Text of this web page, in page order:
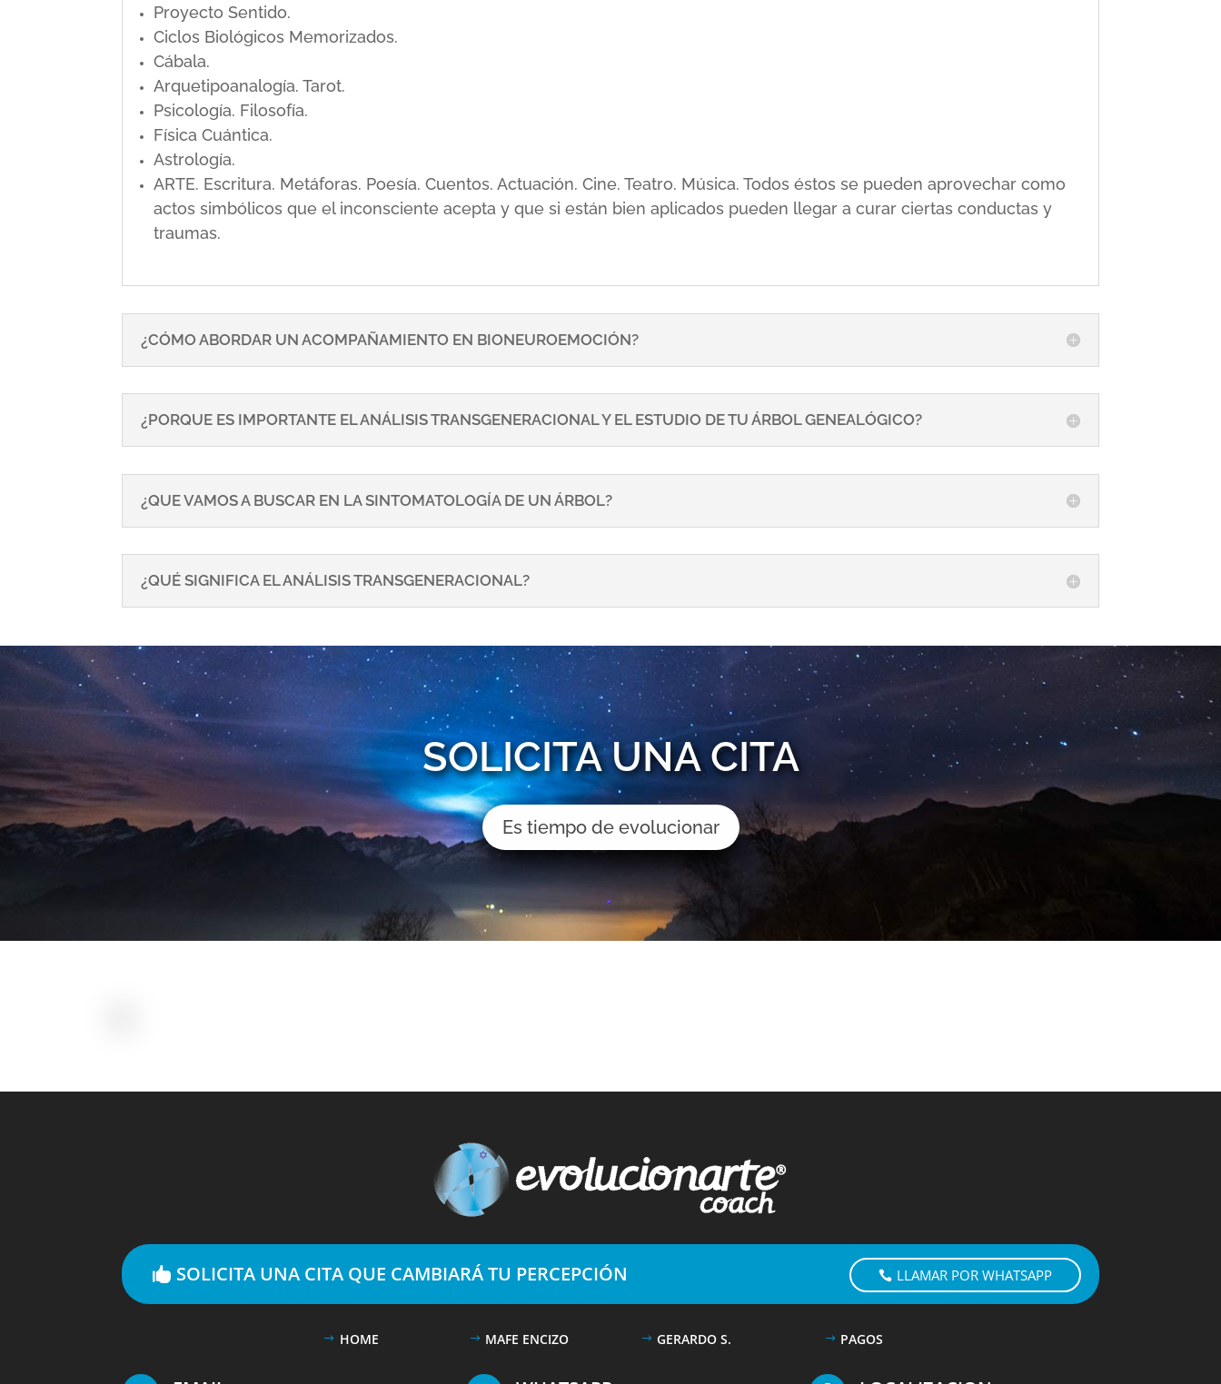
Proyecto Sentido.
Ciclos Biológicos Memorizados.
Cábala.
Arquetipoanalogía. Tarot.
Psicología. Filosofía.
Física Cuántica.
Astrología.
ARTE. Escritura. Metáforas. Poesía. Cuentos. Actuación. Cine. Teatro. Música. Todos éstos se pueden aprovechar como
actos simbólicos que el inconsciente acepta y que si están bien aplicados pueden llegar a curar ciertas conductas y
traumas.
¿CÓMO ABORDAR UN ACOMPAÑAMIENTO EN BIONEUROEMOCIÓN?
¿PORQUE ES IMPORTANTE EL ANÁLISIS TRANSGENERACIONAL Y EL ESTUDIO DE TU ÁRBOL GENEALÓGICO?
¿QUE VAMOS A BUSCAR EN LA SINTOMATOLOGÍA DE UN ÁRBOL?
¿QUÉ SIGNIFICA EL ANÁLISIS TRANSGENERACIONAL?
SOLICITA UNA CITA
Es tiempo de evolucionar
SOLICITA UNA CITA QUE CAMBIARÁ TU PERCEPCIÓN LLAMAR POR WHATSAPP
HOME MAFE ENCIZO GERARDO S. PAGOS